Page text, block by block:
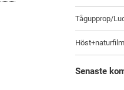
Tågupprop/
Senaste